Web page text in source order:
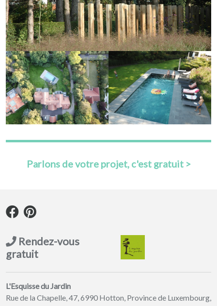
Parlons de votre projet, c'est gratuit >
Rendez-vous
gratuit
L'Esquisse du Jardin
Rue de la Chapelle, 47, 6990 Hotton, Province de Luxembourg,